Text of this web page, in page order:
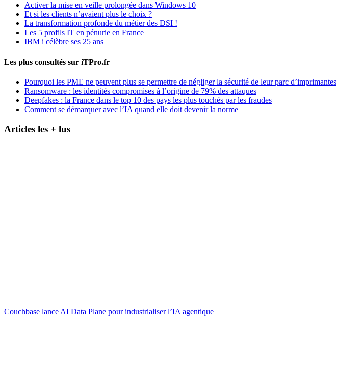
Activer la mise en veille prolongée dans Windows 10
Et si les clients n’avaient plus le choix ?
La transformation profonde du métier des DSI !
Les 5 profils IT en pénurie en France
IBM i célèbre ses 25 ans
Les plus consultés sur iTPro.fr
Pourquoi les PME ne peuvent plus se permettre de négliger la sécurité de leur parc d’imprimantes
Ransomware : les identités compromises à l’origine de 79% des attaques
Deepfakes : la France dans le top 10 des pays les plus touchés par les fraudes
Comment se démarquer avec l’IA quand elle doit devenir la norme
Articles les + lus
Couchbase lance AI Data Plane pour industrialiser l’IA agentique